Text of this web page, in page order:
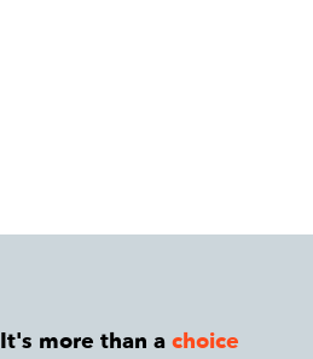
It's more than achoice